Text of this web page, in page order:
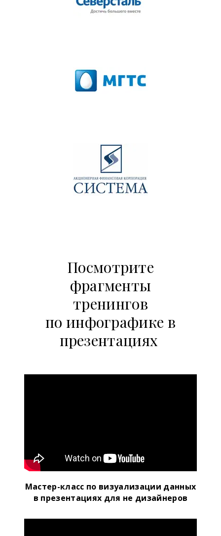
Посмотрите
фрагменты
тренингов
по инфографике в
презентациях
Мастер-класс по визуализации данных
в презентациях для не дизайнеров